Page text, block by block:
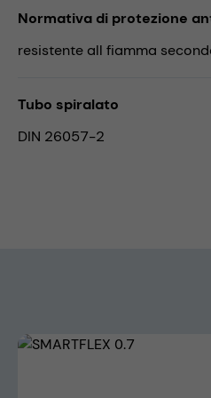
Normativa di protezione
resistente all fiamma
Tubo spiralato
DIN 26057-2
Skip image gallery